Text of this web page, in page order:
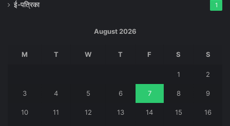
ई-पत्रिका 1
August 2026
M T W T F S S
1 2
3 4 5 6 7 8 9
10 11 12 13 14 15 16